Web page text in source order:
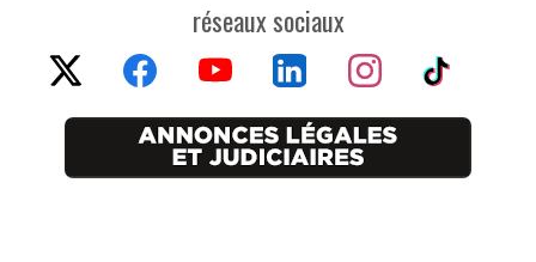
réseaux sociaux